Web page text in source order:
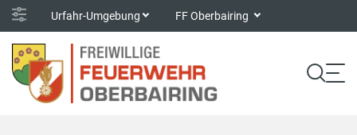
Urfahr-Umgebung FF Oberbairing